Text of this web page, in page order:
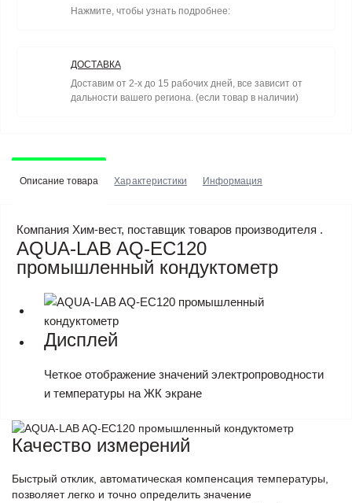
Нажмите, чтобы узнать подробнее:
ДОСТАВКА
Доставим от 2-х до 15 рабочих дней, все зависит от
дальности вашего региона. (если товар в наличии)
Описание товара Характеристики Информация
Компания Хим-вест, поставщик товаров производителя .
AQUA-LAB AQ-EC120
промышленный кондуктометр
Дисплей
Четкое отображение значений электропроводности
и температуры на ЖК экране
Качество измерений
Быстрый отклик, автоматическая компенсация температуры,
позволяет легко и точно определить значение